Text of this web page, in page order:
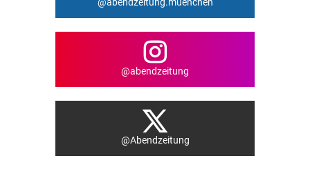
@abendzeitung
@Abendzeitung